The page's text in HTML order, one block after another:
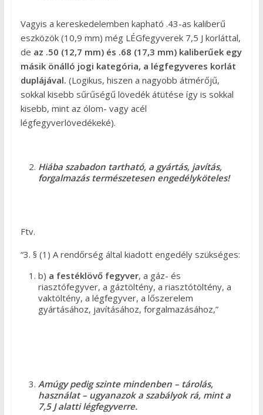
Vagyis a kereskedelemben kapható .43-as kaliberű
eszközök (10,9 mm) még LÉGfegyverek 7,5 J korláttal,
de az .50 (12,7 mm) és .68 (17,3 mm) kaliberűek egy
másik önálló jogi kategória, a légfegyveres korlát
duplájával. (Logikus, hiszen a nagyobb átmérőjű,
sokkal kisebb sűrűségű lövedék átütése így is sokkal
kisebb, mint az ólom- vagy acél
légfegyverlövedékeké).
Hiába szabadon tartható, a gyártás, javítás,
forgalmazás természetesen engedélyköteles!
Ftv.
“3. § (1) A rendőrség által kiadott engedély szükséges:
b) a festéklövő fegyver, a gáz- és
riasztófegyver, a gáztöltény, a riasztótöltény, a
vaktöltény, a légfegyver, a lőszerelem
gyártásához, javításához, forgalmazásához,”
Amúgy pedig szinte mindenben – tárolás,
használat – ugyanazok a szabályok rá, mint a
7,5 J alatti légfegyverre.